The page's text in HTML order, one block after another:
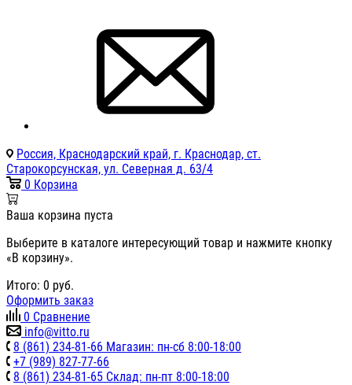
Россия, Краснодарский край, г. Краснодар, ст.
Старокорсунская, ул. Северная д. 63/4
0 Корзина
Ваша корзина пуста
Выберите в каталоге интересующий товар и нажмите кнопку
«В корзину».
Итого: 0 руб.
Оформить заказ
0 Сравнение
info@vitto.ru
8 (861) 234-81-66 Магазин: пн-сб 8:00-18:00
+7 (989) 827-77-66
8 (861) 234-81-65 Склад: пн-пт 8:00-18:00